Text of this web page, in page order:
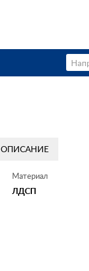
ОПИСАНИЕ
Материал
ЛДСП